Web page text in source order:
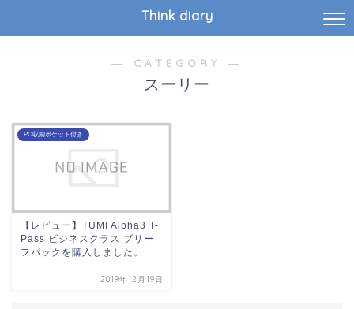
Think diary
― CATEGORY ―
スーリー
PC収納ポケット付き
【レビュー】TUMI Alpha3 T-
Pass ビジネスクラス ブリー
フパックを購入しました。
2019年12月19日